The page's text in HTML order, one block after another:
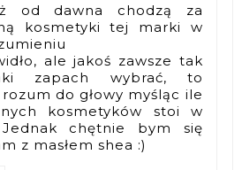
od dawna chodzą za
kosmetyki tej marki w
ale jakoś zawsze tak
zapach wybrać, to
do głowy myśląc ile
kosmetyków stoi w
chętnie bym się
z masłem shea :)